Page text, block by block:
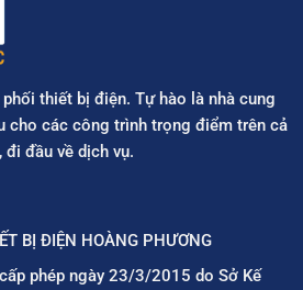
thiết bị điện. Tự hào là nhà cung
cho các công trình trọng điểm trên cả
đầu về dịch vụ.
BỊ ĐIỆN HOÀNG PHƯƠNG
phép ngày 23/3/2015 do Sở Kế